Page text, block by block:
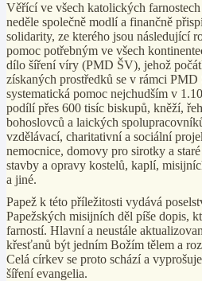
Věřící ve všech katolických
neděle společně modlí a finančně
solidarity, ze kterého jsou následující
pomoc potřebným ve všech
dílo šíření víry (PMD ŠV), jehož
získaných prostředků se v rámci
systematická pomoc nejchudším v
podílí přes 600 tisíc biskupů, kněží,
bohoslovců a laických
vzdělávací, charitativní a sociální
nemocnice, domovy pro sirotky a
stavby a opravy kostelů, kaplí,
a jiné.
Papež k této příležitosti vydává
Papežských misijních děl píše dopis,
farností. Hlavní a neustále
křesťanů být jedním Božím tělem a
Celá církev se proto schází a
šíření evangelia.